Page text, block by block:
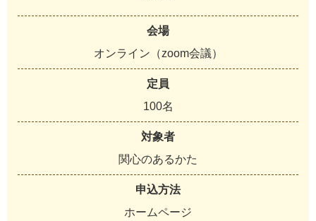
会場
オンライ ン （zoom会議）
定員
100名
対象者
関心のあるかた
申込方法
ホー ムページ